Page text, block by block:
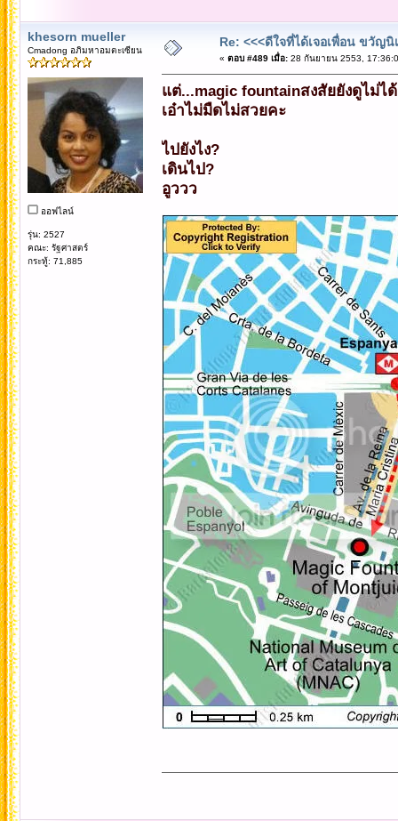
khesorn mueller
Cmadong อภิมหาอมตะเซียน
ออฟไลน์
รุ่น: 2527
คณะ: รัฐศาสตร์
กระทู้: 71,885
Re: <<<ดีใจที่ได้เจอเพื่อน ขวัญนิ
« ตอบ #489 เมื่อ:28 กันยายน 2553,
แต่...magic fountainสงสัยยังดูไม่ไ
เอ๋าไม่มืดไม่สวยคะ
ไปยังไง?
เดินไป?
อูววว